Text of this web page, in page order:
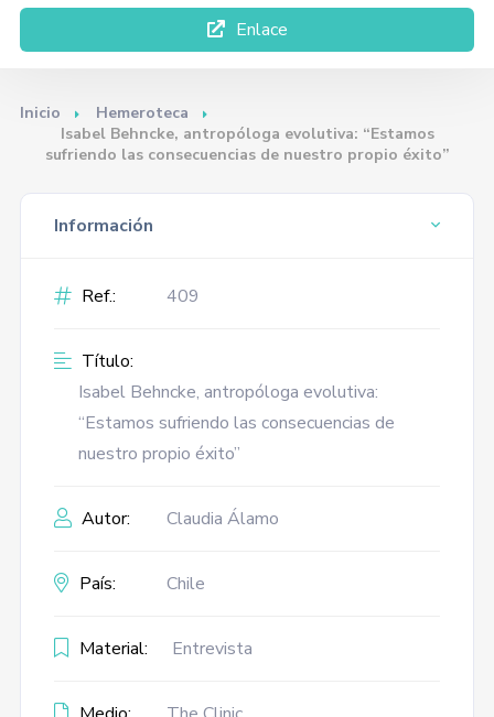
Enlace
Inicio
Hemeroteca
Isabel Behncke, antropóloga evolutiva: “Estamos
sufriendo las consecuencias de nuestro propio éxito”
Información
Ref.: 409
Título:
Isabel Behncke, antropóloga evolutiva:
“Estamos sufriendo las consecuencias de
nuestro propio éxito”
Autor: Claudia Álamo
País: Chile
Material: Entrevista